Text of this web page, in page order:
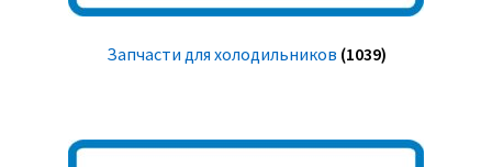
Запчасти для холодильников (1039)